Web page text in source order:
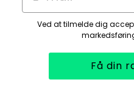
Ved at tilmelde dig
Få din